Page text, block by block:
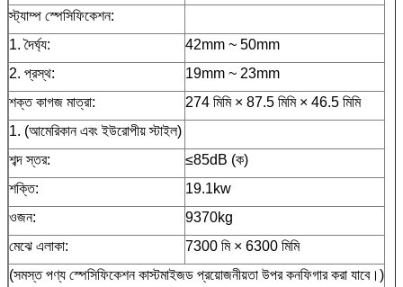
স্ট্যাম্প স্পেসিফিকেশন:
1.দৈর্ঘ্য:
42mm ~ 50mm
2. প্রস্থ:
19mm ~ 23mm
শক্ত কাগজ মাত্রা:
274 মিমি × 87.5 মিমি × 46.5 মিমি
1. (আমেরিকান এবং ইউরোপীয় স্টাইল)
শব্দ স্তর:
≤85dB (ক)
শক্তি:
19.1kw
ওজন:
9370kg
মেঝে এলাকা:
7300 মি × 6300 মিমি
(সমস্ত পণ্য স্পেসিফিকেশন কাস্টমাইজড প্রয়োজনীয়তা উপর কনফিগার করা যাবে।)